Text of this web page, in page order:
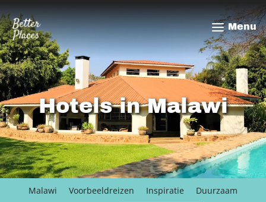
Overslaan
en
naar
de
inhoud
gaan
Hotels in Malawi
Menu
Malawi Voorbeeldreizen Inspiratie Duurzaam